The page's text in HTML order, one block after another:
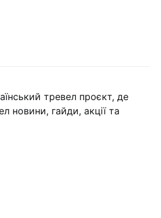
тревел проєкт, де
новини, гайди, акції та